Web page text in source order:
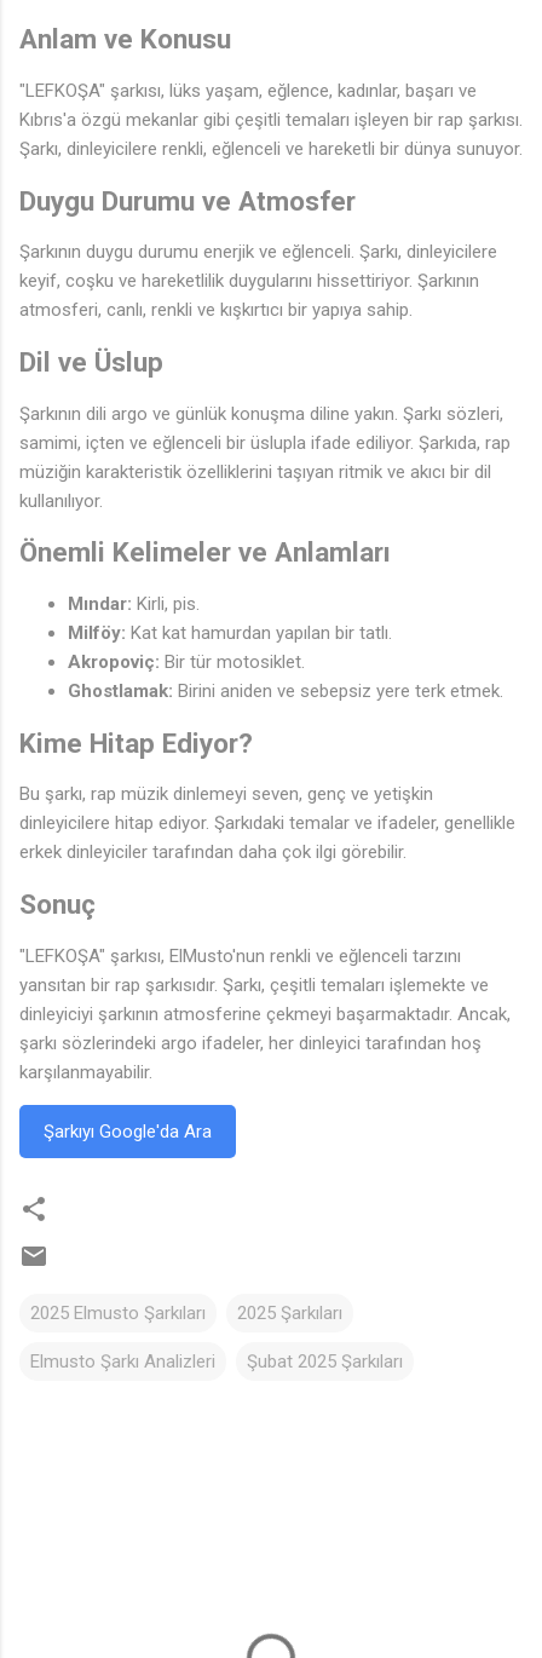
Anlam ve Konusu
"LEFKOŞA" şarkısı, lüks yaşam, eğlence, kadınlar, başarı ve
Kıbrıs'a özgü mekanlar gibi çeşitli temaları işleyen bir rap şarkısı.
Şarkı, dinleyicilere renkli, eğlenceli ve hareketli bir dünya sunuyor.
Duygu Durumu ve Atmosfer
Şarkının duygu durumu enerjik ve eğlenceli. Şarkı, dinleyicilere
keyif, coşku ve hareketlilik duygularını hissettiriyor. Şarkının
atmosferi, canlı, renkli ve kışkırtıcı bir yapıya sahip.
Dil ve Üslup
Şarkının dili argo ve günlük konuşma diline yakın. Şarkı sözleri,
samimi, içten ve eğlenceli bir üslupla ifade ediliyor. Şarkıda, rap
müziğin karakteristik özelliklerini taşıyan ritmik ve akıcı bir dil
kullanılıyor.
Önemli Kelimeler ve Anlamları
Mındar: Kirli, pis.
Milföy: Kat kat hamurdan yapılan bir tatlı.
Akropoviç: Bir tür motosiklet.
Ghostlamak: Birini aniden ve sebepsiz yere terk etmek.
Kime Hitap Ediyor?
Bu şarkı, rap müzik dinlemeyi seven, genç ve yetişkin
dinleyicilere hitap ediyor. Şarkıdaki temalar ve ifadeler, genellikle
erkek dinleyiciler tarafından daha çok ilgi görebilir.
Sonuç
"LEFKOŞA" şarkısı, ElMusto'nun renkli ve eğlenceli tarzını
yansıtan bir rap şarkısıdır. Şarkı, çeşitli temaları işlemekte ve
dinleyiciyi şarkının atmosferine çekmeyi başarmaktadır. Ancak,
şarkı sözlerindeki argo ifadeler, her dinleyici tarafından hoş
karşılanmayabilir.
Şarkıyı Google'da Ara
2025 Elmusto Şarkıları 2025 Şarkıları
Elmusto Şarkı Analizleri Şubat 2025 Şarkıları